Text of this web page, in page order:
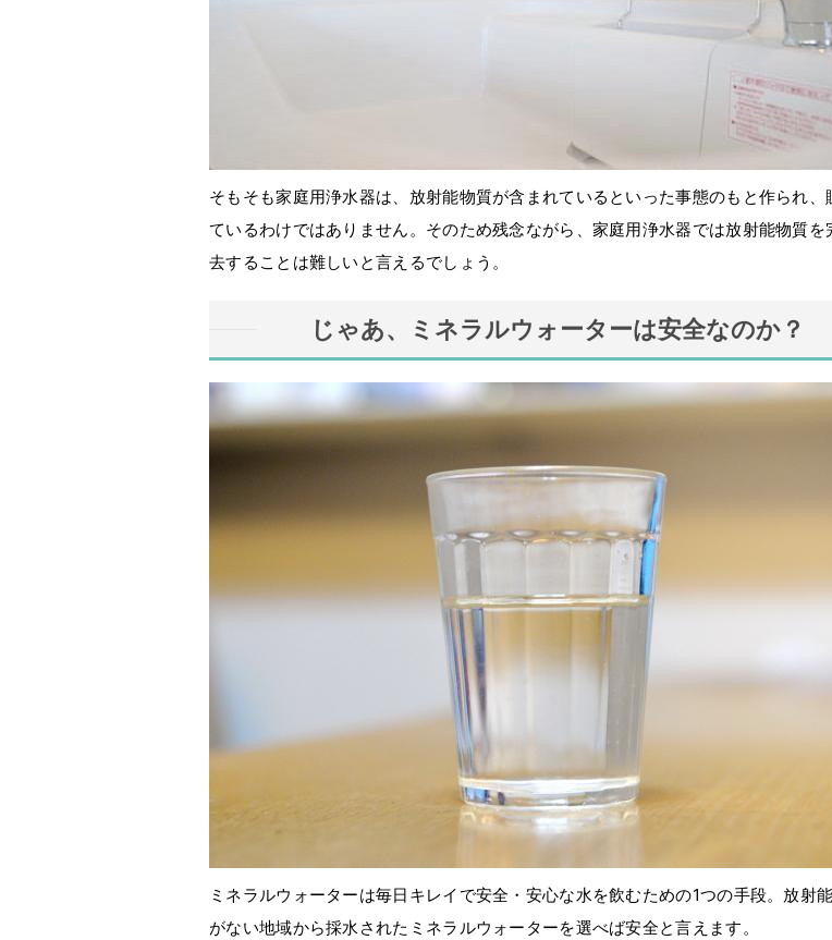
そもそも家庭用浄水器は、放射能物質が含まれているといった事態のもと作られ、
ているわけではありません。そのため残念ながら、家庭用浄水器では放射能物質を
去することは難しいと言えるでしょう。
じゃあ、ミネラルウォーターは安全なのか？
ミネラルウォーターは毎日キレイで安全・安心な水を飲むための1つの手段。放射
がない地域から採水されたミネラルウォーターを選べば安全と言えます。